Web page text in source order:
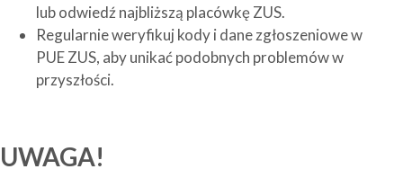
lub odwiedź najbliższą placówkę ZUS.
Regularnie weryfikuj kody i dane zgłoszeniowe w
PUE ZUS, aby unikać podobnych problemów w
przyszłości.
UWAGA!